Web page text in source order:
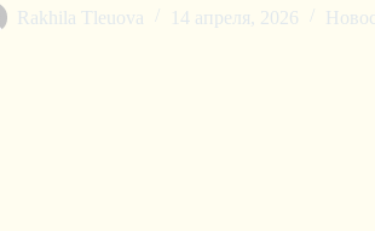
Rakhila Tleuova 14 апреля, 2026